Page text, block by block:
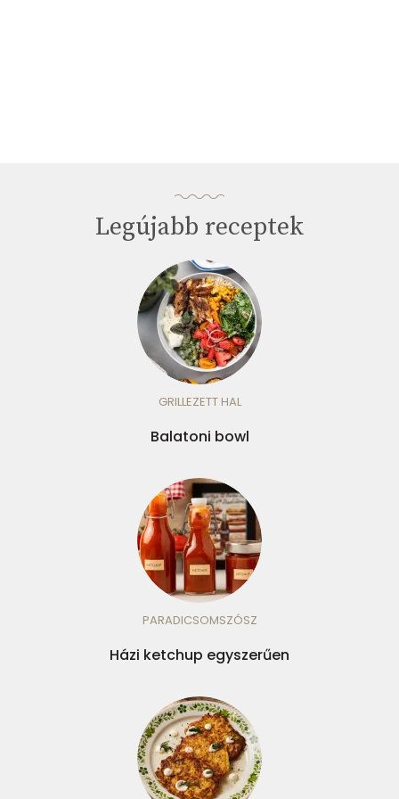
Legújabb receptek
GRILLEZETT HAL
Balatoni bowl
PARADICSOMSZÓSZ
Házi ketchup egyszerűen